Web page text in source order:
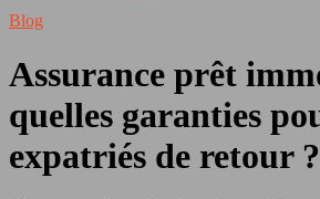
Blog
Assurance prêt
quelles garanties
expatriés de retour ?